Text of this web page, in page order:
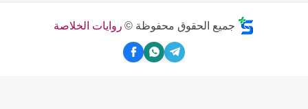
جميع الحقوق محفوظة © روايات الخلاصة